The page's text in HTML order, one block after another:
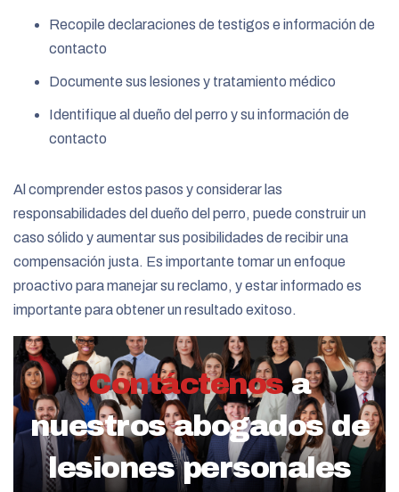
Recopile declaraciones de testigos e información de
contacto
Documente sus lesiones y tratamiento médico
Identifique al dueño del perro y su información de
contacto
Al comprender estos pasos y considerar las
responsabilidades del dueño del perro, puede construir un
caso sólido y aumentar sus posibilidades de recibir una
compensación justa. Es importante tomar un enfoque
proactivo para manejar su reclamo, y estar informado es
importante para obtener un resultado exitoso.
Contáctenos a
nuestros abogados de
lesiones personales